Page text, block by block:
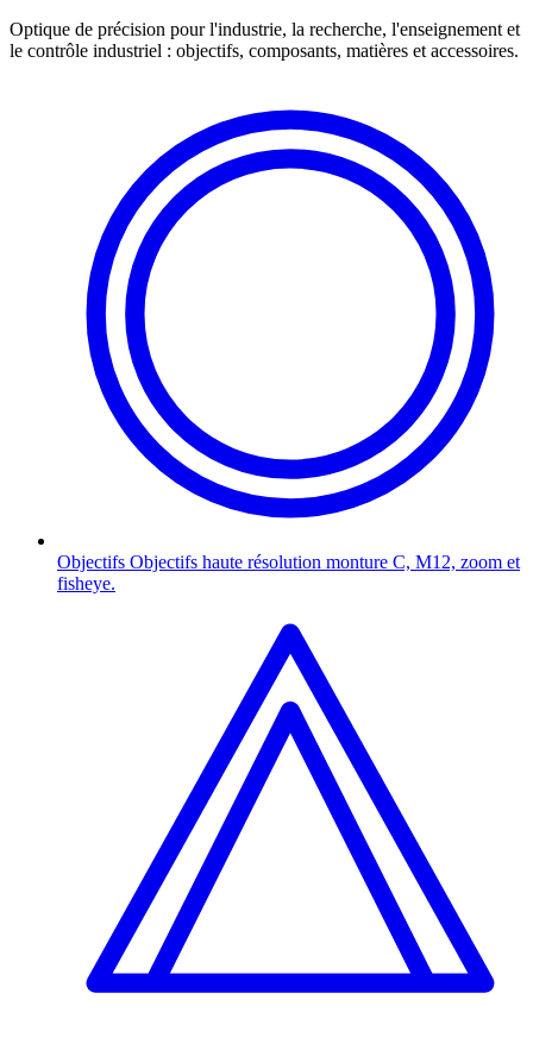
Optique de précision pour l'industrie, la recherche, l'enseignement et
le contrôle industriel : objectifs, composants, matières et accessoires.
Objectifs Objectifs haute résolution monture C, M12, zoom et
fisheye.